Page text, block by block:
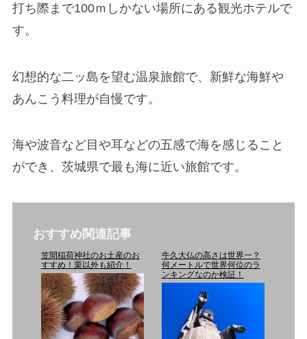
打ち際まで100ｍしかない場所にある観光ホテルで
す。
幻想的な二ッ島を望む温泉旅館で、新鮮な海鮮や
あんこう料理が自慢です。
海や波音など目や耳などの五感で海を感じること
ができ、茨城県で最も海に近い旅館です。
おすすめ関連記事
笠間稲荷神社のお土産のお
すすめ！栗以外も紹介！
牛久大仏の高さは世界一？
何メートルで世界何位のラ
ンキングなのか検証！